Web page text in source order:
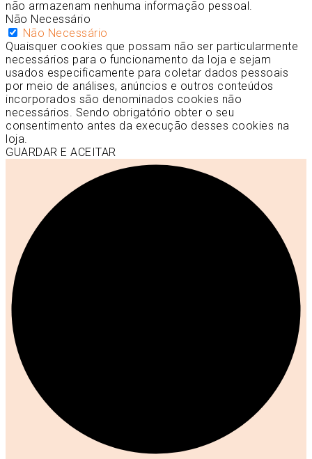
não armazenam nenhuma informação pessoal.
Não Necessário
Não Necessário
Quaisquer cookies que possam não ser particularmente
necessários para o funcionamento da loja e sejam
usados especificamente para coletar dados pessoais
por meio de análises, anúncios e outros conteúdos
incorporados são denominados cookies não
necessários. Sendo obrigatório obter o seu
consentimento antes da execução desses cookies na
loja.
GUARDAR E ACEITAR